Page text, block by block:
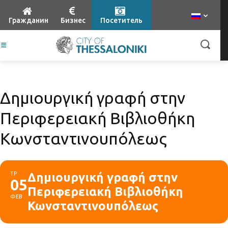
Гражданин Бизнес Посетитель
Δημιουργική γραφή στην
Περιφερειακή Βιβλιοθήκη
Κωνσταντινουπόλεως
ΤΡ
05
ΦΕΒ
Δημιουργική γραφή στην
Περιφερειακή Βιβλιοθήκη
Κωνσταντινουπόλεως